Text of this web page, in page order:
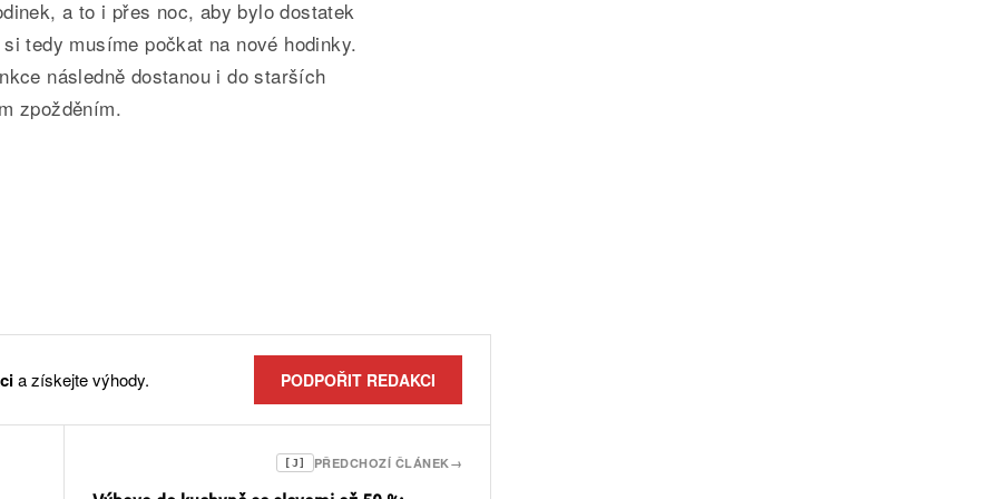
a to i přes noc, aby bylo dostatek
tedy musíme počkat na nové hodinky.
následně dostanou i do starších
zpožděním.
a získejte výhody. PODPOŘIT REDAKCI
→
PŘEDCHOZÍ ČLÁNEK
[J]